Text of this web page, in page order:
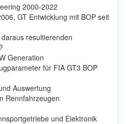
2000-2022
GT Entwicklung mit BOP seit
resultierenden
Generation
für FIA GT3 BOP
Auswertung
Rennfahrzeugen
und Elektronik